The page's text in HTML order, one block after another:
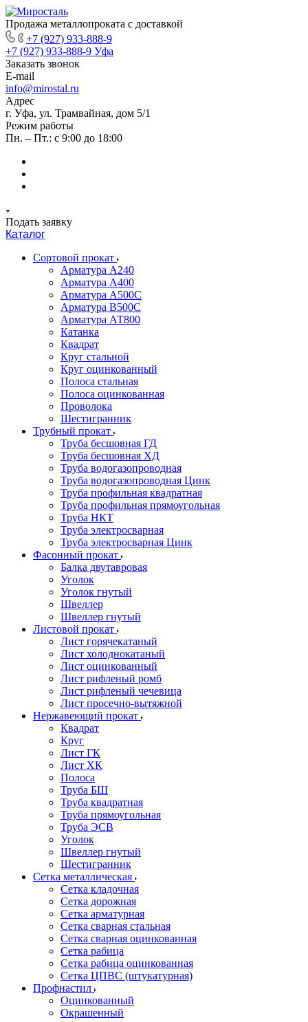
Продажа металлопроката с доставкой
+7 (927) 933-888-9
+7 (927) 933-888-9 Уфа
Заказать звонок
E-mail
info@mirostal.ru
Адрес
г. Уфа, ул. Трамвайная, дом 5/1
Режим работы
Пн. – Пт.: с 9:00 до 18:00
Подать заявку
Каталог
Сортовой прокат
Арматура А240
Арматура А400
Арматура А500C
Арматура В500С
Арматура АТ800
Катанка
Квадрат
Круг стальной
Круг оцинкованный
Полоса стальная
Полоса оцинкованная
Проволока
Шестигранник
Трубный прокат
Труба бесшовная ГД
Труба бесшовная ХД
Труба водогазопроводная
Труба водогазопроводная Цинк
Труба профильная квадратная
Труба профильная прямоугольная
Труба НКТ
Труба электросварная
Труба электросварная Цинк
Фасонный прокат
Балка двутавровая
Уголок
Уголок гнутый
Швеллер
Швеллер гнутый
Листовой прокат
Лист горячекатаный
Лист холоднокатаный
Лист оцинкованный
Лист рифленый ромб
Лист рифленый чечевица
Лист просечно-вытяжной
Нержавеющий прокат
Квадрат
Круг
Лист ГК
Лист ХК
Полоса
Труба БШ
Труба квадратная
Труба прямоугольная
Труба ЭСВ
Уголок
Швеллер гнутый
Шестигранник
Сетка металлическая
Сетка кладочная
Сетка дорожная
Сетка арматурная
Сетка сварная стальная
Сетка сварная оцинкованная
Сетка рабица
Сетка рабица оцинкованная
Сетка ЦПВС (штукатурная)
Профнастил
Оцинкованный
Окрашенный